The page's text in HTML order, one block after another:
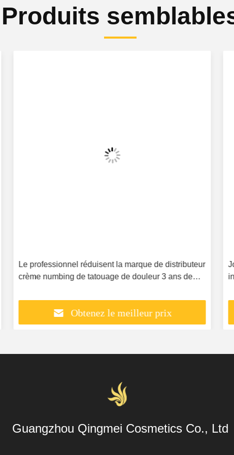
Produits
Joint 10g de bec de piqûre aucune crème engourdie
indolore anesthésique actuelle de tatouage de
Obtenez le meilleur prix
Guangzhou Qingmei Cosmetics Co., Ltd